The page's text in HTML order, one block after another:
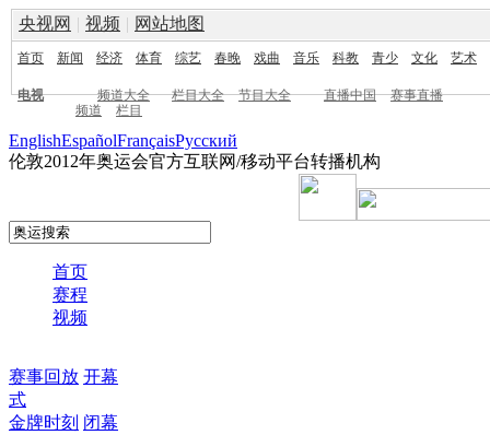
央视网 | 视频 | 网站地图
首页 新闻 经济 体育 综艺 春晚 戏曲 音乐 科教 青少 文化 艺术
电视 频道大全 栏目大全 节目大全 直播中国
赛事直播
频道
栏目
EnglishEspañolFrançaisPусский
伦敦2012年奥运会官方互联网/移动平台转播机构
首页
赛程
视频
赛事回放 开幕
式
金牌时刻 闭幕